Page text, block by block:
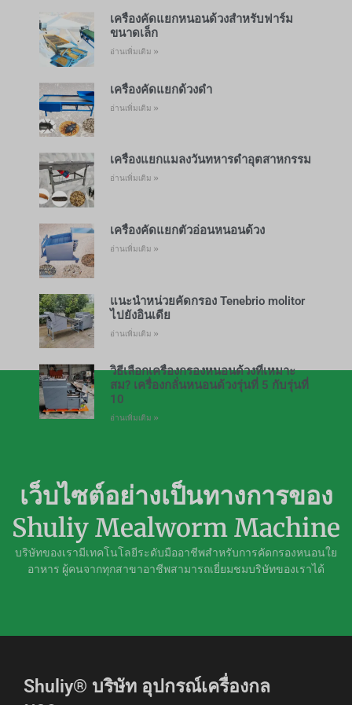
เครื่องคัดแยกหนอนด้วงสำหรับฟาร์ม
ขนาดเล็ก
อ่านเพิ่มเติม »
เครื่องคัดแยกด้วงดำ
อ่านเพิ่มเติม »
เครื่องแยกแมลงวันทหารดำอุตสาหกรรม
อ่านเพิ่มเติม »
เครื่องคัดแยกตัวอ่อนหนอนด้วง
อ่านเพิ่มเติม »
แนะนำหน่วยคัดกรอง Tenebrio molitor
ไปยังอินเดีย
อ่านเพิ่มเติม »
วิธีเลือกเครื่องกรองหนอนด้วงที่เหมาะ
สม? เครื่องกลั่นหนอนด้วงรุ่นที่ 5 กับรุ่นที่
10
อ่านเพิ่มเติม »
เว็บไซต์อย่างเป็นทางการของ
Shuliy Mealworm Machine
บริษัทของเรามีเทคโนโลยีระดับมืออาชีพสำหรับการคัดกรองหนอนใย
อาหาร ผู้คนจากทุกสาขาอาชีพสามารถเยี่ยมชมบริษัทของเราได้
Shuliy® บริษัท อุปกรณ์เครื่องกล